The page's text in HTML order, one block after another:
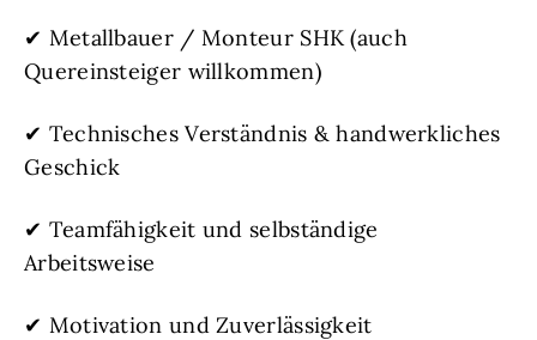
✔ Metallbauer / Monteur SHK (auch
Quereinsteiger willkommen)
✔ Technisches Verständnis & handwerkliches
Geschick
✔ Teamfähigkeit und selbständige
Arbeitsweise
✔ Motivation und Zuverlässigkeit